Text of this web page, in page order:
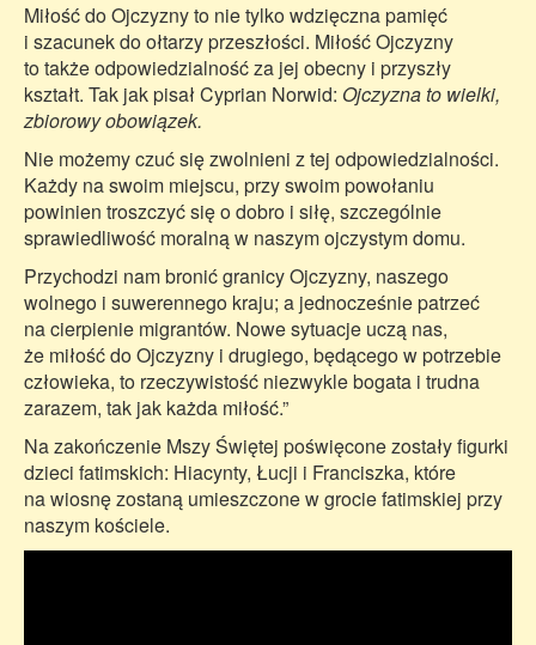
Miłość do Ojczyzny to nie tylko wdzięczna pamięć
i szacunek do ołtarzy przeszłości. Miłość Ojczyzny
to także odpowiedzialność za jej obecny i przyszły
kształt. Tak jak pisał Cyprian Norwid: Ojczyzna to wielki,
zbiorowy obowiązek.
Nie możemy czuć się zwolnieni z tej odpowiedzialności.
Każdy na swoim miejscu, przy swoim powołaniu
powinien troszczyć się o dobro i siłę, szczególnie
sprawiedliwość moralną w naszym ojczystym domu.
Przychodzi nam bronić granicy Ojczyzny, naszego
wolnego i suwerennego kraju; a jednocześnie patrzeć
na cierpienie migrantów. Nowe sytuacje uczą nas,
że miłość do Ojczyzny i drugiego, będącego w potrzebie
człowieka, to rzeczywistość niezwykle bogata i trudna
zarazem, tak jak każda miłość.”
Na zakończenie Mszy Świętej poświęcone zostały figurki
dzieci fatimskich: Hiacynty, Łucji i Franciszka, które
na wiosnę zostaną umieszczone w grocie fatimskiej przy
naszym kościele.